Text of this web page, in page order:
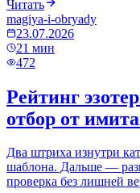
Читать
magiya-i-obryady
23.07.2026
21 мин
472
Рейтинг
отбор от
Два штриха изнутри
шаблона. Дальше —
проверка без лишней